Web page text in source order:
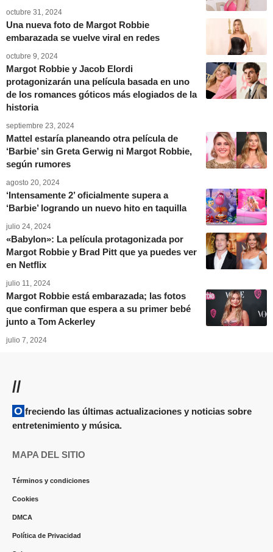
octubre 31, 2024
Una nueva foto de Margot Robbie
embarazada se vuelve viral en redes
octubre 9, 2024
Margot Robbie y Jacob Elordi
protagonizarán una película basada en uno
de los romances góticos más elogiados de la
historia
septiembre 23, 2024
Mattel estaría planeando otra película de
‘Barbie’ sin Greta Gerwig ni Margot Robbie,
según rumores
agosto 20, 2024
‘Intensamente 2’ oficialmente supera a
‘Barbie’ logrando un nuevo hito en taquilla
julio 24, 2024
«Babylon»: La película protagonizada por
Margot Robbie y Brad Pitt que ya puedes ver
en Netflix
julio 11, 2024
Margot Robbie está embarazada; las fotos
que confirman que espera a su primer bebé
junto a Tom Ackerley
julio 7, 2024
//
Ofreciendo las últimas actualizaciones y noticias sobre
entretenimiento y música.
MAPA DEL SITIO
Términos y condiciones
Cookies
DMCA
Política de Privacidad